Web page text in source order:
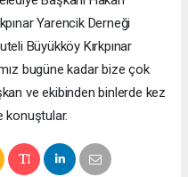
Yarencik Derneği
Büyükköy Kırkpınar
bugüne kadar bize çok
ve ekibinden binlerde kez
konuştular.